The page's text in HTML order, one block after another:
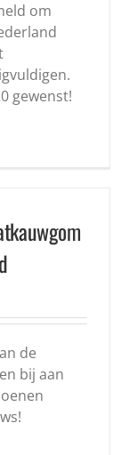
om
gewenst!
de
bij aan